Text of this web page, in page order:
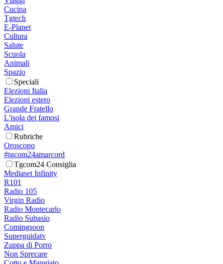
Cucina
Tgtech
E-Planet
Cultura
Salute
Scuola
Animali
Spazio
Speciali
Elezioni Italia
Elezioni estero
Grande Fratello
L'isola dei famosi
Amici
Rubriche
Oroscopo
#tgcom24amarcord
Tgcom24 Consiglia
Mediaset Infinity
R101
Radio 105
Virgin Radio
Radio Montecarlo
Radio Subasio
Comingsoon
Superguidatv
Zuppa di Porro
Non Sprecare